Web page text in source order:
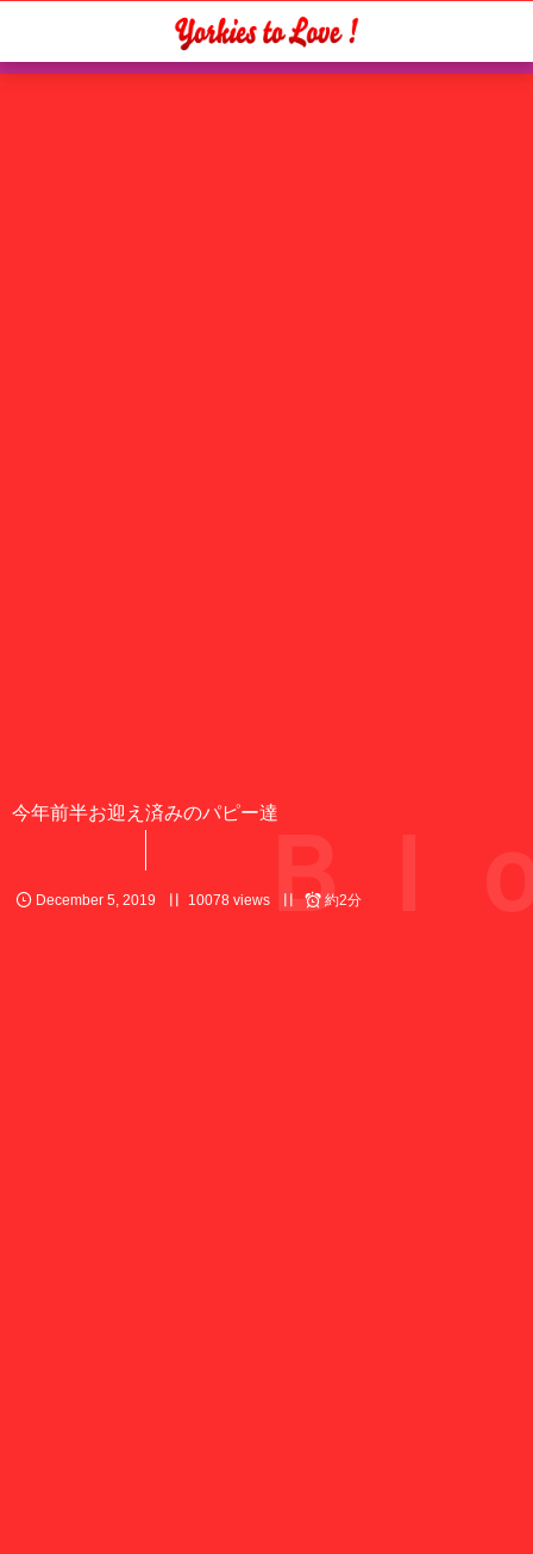
今年前半お迎え済みのパピー達
December 5 2019 10078 views 約2分
Ｂｌ